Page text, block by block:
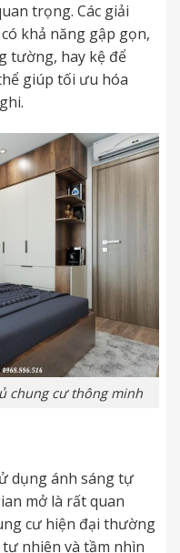
trọng. Các giải
khả năng gập gọn,
tường, hay kệ để
giúp tối ưu hóa
chung cư thông minh
dụng ánh sáng tự
mở là rất quan
cư hiện đại thường
nhiên và tầm nhìn